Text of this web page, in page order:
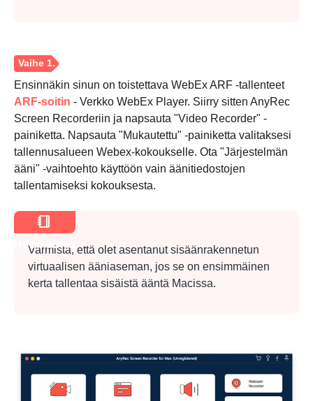
Ensinnäkin sinun on toistettava WebEx ARF -tallenteet
ARF-soitin - Verkko WebEx Player. Siirry sitten AnyRec
Screen Recorderiin ja napsauta "Video Recorder" -
painiketta. Napsauta "Mukautettu" -painiketta valitaksesi
tallennusalueen Webex-kokoukselle. Ota "Järjestelmän
ääni" -vaihtoehto käyttöön vain äänitiedostojen
tallentamiseksi kokouksesta.
Huomautus
Varmista, että olet asentanut sisäänrakennetun
virtuaalisen ääniaseman, jos se on ensimmäinen
kerta tallentaa sisäistä ääntä Macissa.